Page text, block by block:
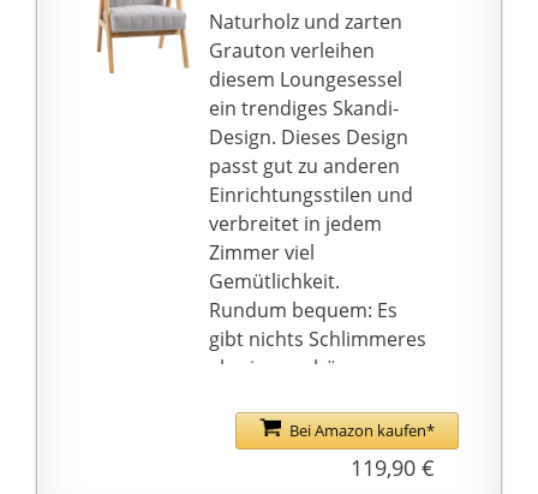
und am Anfang Sie sie
nicht vollständig
festziehen
bessere Anpassung.
Stromlinienförmiger
Rahmen, ergonomisch
geformt, dadurch wird
ein optimaler
Sitzkomfort und
bequeme
Körperhaltung
ermöglicht. Das
abnehmbare
Kopfkissen unterstützt
Ihren Nacken, sodass
Sie sich entspannt
Die Sitzkonstruktion ist
sehr gut durchdacht, so
dass man auch nach
Naturholz und zarten
Grauton verleihen
diesem Loungesessel
ein trendiges Skandi-
Design. Dieses Design
passt gut zu anderen
Einrichtungsstilen und
verbreitet in jedem
Zimmer viel
Gemütlichkeit.
Rundum bequem: Es
gibt nichts Schlimmeres
als einen schönen
es sich schlecht sitzen
lässt. Dieser Stuhl
Bei Amazon kaufen*
119,90 €